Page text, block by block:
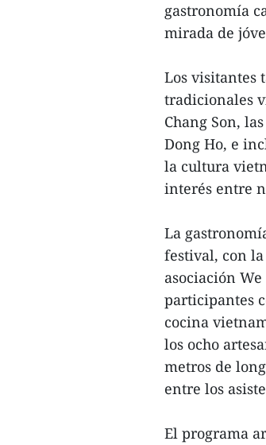
gastronomía
mirada de
Los visitantes
tradicionales
Chang Son,
Dong Ho, e
la cultura
interés entre
La
festival, con
asociación
participantes
cocina
los ocho
metros de
entre los
El programa